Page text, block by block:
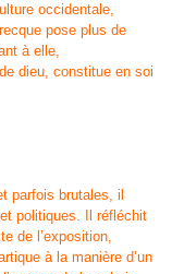
occidentale,
pose plus de
à elle,
dieu, constitue en soi
parfois brutales, il
politiques. Il réfléchit
de l’exposition,
à la manière d’un